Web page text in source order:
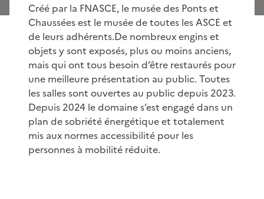
Créé par la FNASCE, le musée des Ponts et
Chaussées est le musée de toutes les ASCE et
de leurs adhérents.De nombreux engins et
objets y sont exposés, plus ou moins anciens,
mais qui ont tous besoin d’être restaurés pour
une meilleure présentation au public. Toutes
les salles sont ouvertes au public depuis 2023.
Depuis 2024 le domaine s’est engagé dans un
plan de sobriété énergétique et totalement
mis aux normes accessibilité pour les
personnes à mobilité réduite.